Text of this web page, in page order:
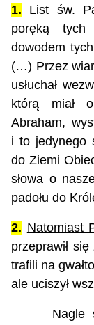
1. List św.
poręką tych
dowodem
(…) Przez
usłuchał
którą miał
Abraham,
i to jedynego
do Ziemi
słowa o
padołu do
2. Natomiast
przeprawił
trafili na
ale uciszył
Nagle